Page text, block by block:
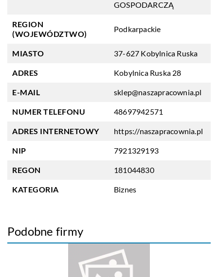
GOSPODARCZĄ
REGION
(WOJEWÓDZTWO)
Podkarpackie
MIASTO 37-627 Kobylnica Ruska
ADRES Kobylnica Ruska 28
E-MAIL sklep@naszapracownia.pl
NUMER TELEFONU 48697942571
ADRES INTERNETOWY https://naszapracownia.pl
NIP 7921329193
REGON 181044830
KATEGORIA Biznes
Podobne firmy